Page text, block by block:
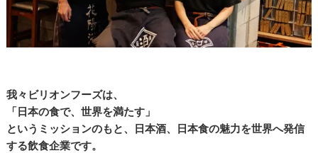
我々ビリオンフーズは、
「日本の食で、世界を満たす」
というミッションのもと、日本酒、日本食の魅力を世界へ発信
する飲食企業です。